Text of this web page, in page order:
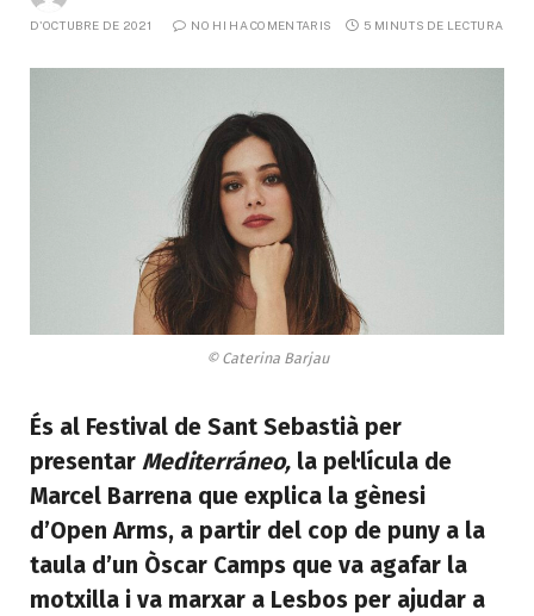
D'OCTUBRE DE 2021 NO HI HA COMENTARIS 5 MINUTS DE LECTURA
© Caterina Barjau
És al Festival de Sant Sebastià per
presentar Mediterráneo, la pel·lícula de
Marcel Barrena que explica la gènesi
d’Open Arms, a partir del cop de puny a la
taula d’un Òscar Camps que va agafar la
motxilla i va marxar a Lesbos per ajudar a